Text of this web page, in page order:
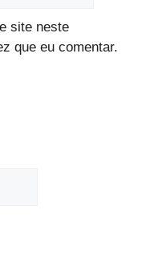
site neste
que eu comentar.